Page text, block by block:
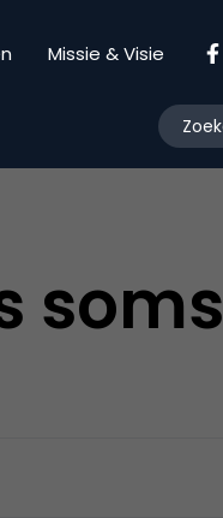
Missie & Visie
soms